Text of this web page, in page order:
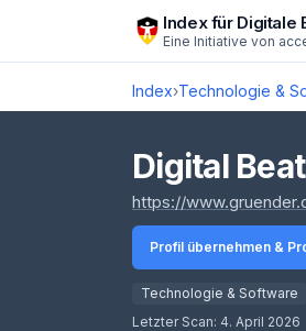
Zum Hauptinhalt springen
Index für Digitale
Eine Initiative von
Index›Technologie &
Score lädt
Digital
https://
Profil übernehmen &
Technologie & Software
Letzter Scan: 4. April 2026